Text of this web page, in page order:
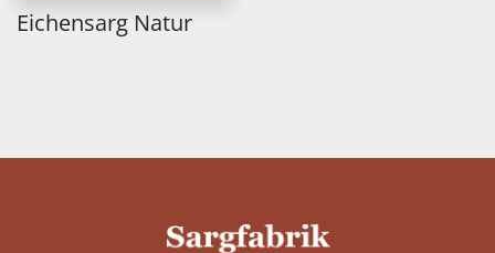
Eichensarg Natur